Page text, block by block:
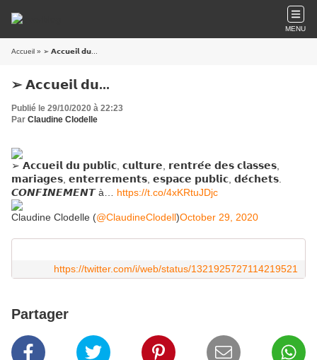
MENU
Accueil » ➢ 𝗔𝗰𝗰𝘂𝗲𝗶𝗹 𝗱𝘂...
➢ 𝗔𝗰𝗰𝘂𝗲𝗶𝗹 𝗱𝘂...
Publié le 29/10/2020 à 22:23
Par Claudine Clodelle
➢ 𝗔𝗰𝗰𝘂𝗲𝗶𝗹 𝗱𝘂 𝗽𝘂𝗯𝗹𝗶𝗰, 𝗰𝘂𝗹𝘁𝘂𝗿𝗲, 𝗿𝗲𝗻𝘁𝗿𝗲́𝗲 𝗱𝗲𝘀 𝗰𝗹𝗮𝘀𝘀𝗲𝘀,
𝗺𝗮𝗿𝗶𝗮𝗴𝗲𝘀, 𝗲𝗻𝘁𝗲𝗿𝗿𝗲𝗺𝗲𝗻𝘁𝘀, 𝗲𝘀𝗽𝗮𝗰𝗲 𝗽𝘂𝗯𝗹𝗶𝗰, 𝗱𝗲́𝗰𝗵𝗲𝘁𝘀.
𝘾𝙊𝙉𝙁𝙄𝙉𝙀𝙈𝙀𝙉𝙏 à… https://t.co/4xKRtuJDjc
Claudine Clodelle (@ClaudineClodell)October 29, 2020
https://twitter.com/i/web/status/1321925727114219521
Partager